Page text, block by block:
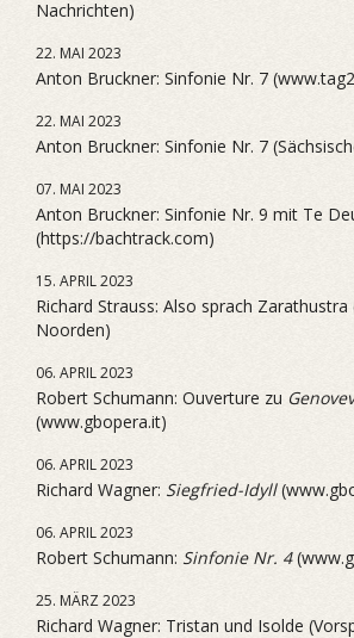
Nachrichten)
22. MAI 2023
Anton Bruckner: Sinfonie Nr. 7
22. MAI 2023
Anton Bruckner: Sinfonie Nr. 7
07. MAI 2023
Anton Bruckner: Sinfonie Nr. 9 mit Te
(https://bachtrack.com)
15. APRIL 2023
Richard Strauss: Also sprach
Noorden)
06. APRIL 2023
Robert Schumann: Ouverture zu
(www.gbopera.it)
06. APRIL 2023
Richard Wagner: Siegfried-Idyll
06. APRIL 2023
Robert Schumann: Sinfonie Nr. 4
25. MÄRZ 2023
Richard Wagner: Tristan und Isolde